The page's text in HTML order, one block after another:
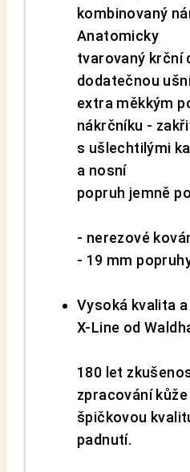
kombinovaný
Anatomicky
tvarovaný krční
dodatečnou
extra měkkým
nákrčníku -
s ušlechtilými
a nosní
popruh jemně
- nerezové
- 19 mm
Vysoká kvalita
X-Line od
180 let
zpracování
špičkovou
padnutí.